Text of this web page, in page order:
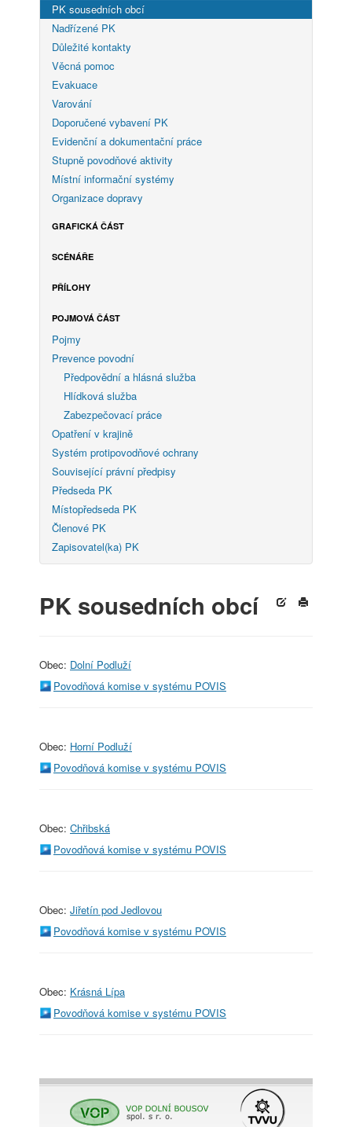
PK sousedních obcí
Nadřízené PK
Důležité kontakty
Věcná pomoc
Evakuace
Varování
Doporučené vybavení PK
Evidenční a dokumentační práce
Stupně povodňové aktivity
Místní informační systémy
Organizace dopravy
GRAFICKÁ ČÁST
SCÉNÁŘE
PŘÍLOHY
POJMOVÁ ČÁST
Pojmy
Prevence povodní
Předpovědní a hlásná služba
Hlídková služba
Zabezpečovací práce
Opatření v krajině
Systém protipovodňové ochrany
Související právní předpisy
Předseda PK
Místopředseda PK
Členové PK
Zapisovatel(ka) PK
PK sousedních obcí
Obec: Dolní Podluží
Povodňová komise v systému POVIS
Obec: Horní Podluží
Povodňová komise v systému POVIS
Obec: Chřibská
Povodňová komise v systému POVIS
Obec: Jiřetín pod Jedlovou
Povodňová komise v systému POVIS
Obec: Krásná Lípa
Povodňová komise v systému POVIS